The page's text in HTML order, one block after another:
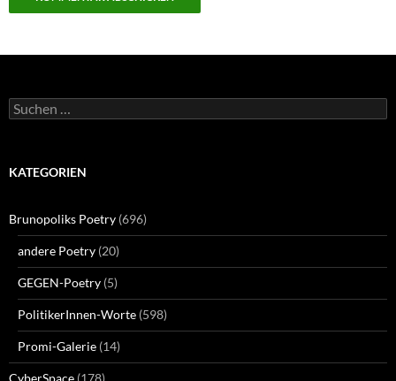
Suchen
nach:
KATEGORIEN
Brunopoliks Poetry (696)
andere Poetry (20)
GEGEN-Poetry (5)
PolitikerInnen-Worte (598)
Promi-Galerie (14)
CyberSpace (178)